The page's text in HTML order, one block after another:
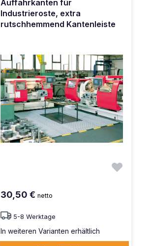
Auffahrkanten für
Industrieroste, extra
rutschhemmend Kantenleiste
30,50 €netto
5-8 Werktage
In weiteren Varianten erhältlich